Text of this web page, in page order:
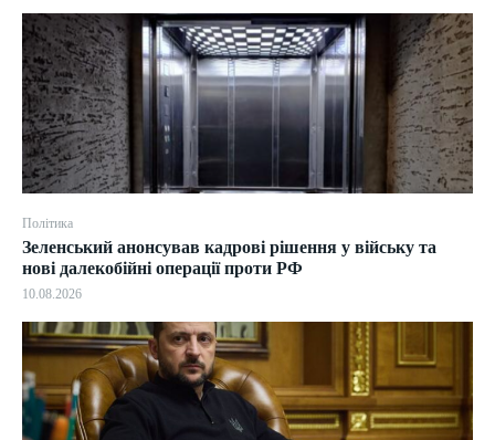
Політика
Зеленський анонсував кадрові рішення у війську та
нові далекобійні операції проти РФ
10.08.2026